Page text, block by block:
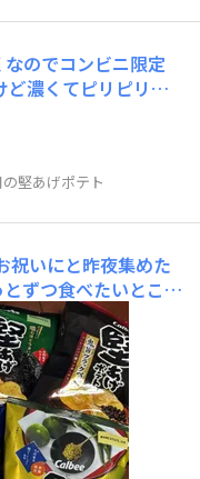
のでコンビニ限定
濃くてピリピリし
ラペ買うけど お得
しておこう🙂
堅あげポテト
祝いにと昨夜集めた
ずつ食べたいところ
食べきりたいという
べました！おめで